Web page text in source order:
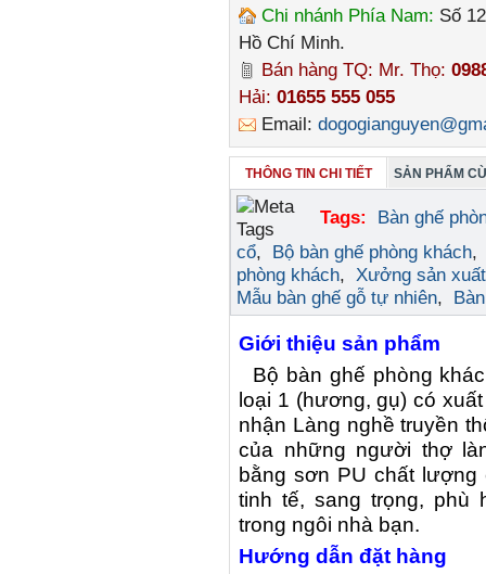
Chi nhánh Phía Nam: Số
Hồ Chí Minh.
Bán hàng TQ: Mr. Thọ:
Hải: 01655 555 055
Email:
THÔNG TIN CHI TIẾT SẢN PHẨM
Tags:
Bàn ghế
cổ, Bộ bàn ghế phòng khách
phòng khách, Xưởng sản
Mẫu bàn ghế gỗ tự nhiên,
Giới thiệu sản phẩm
Bộ bàn ghế phòng
loại 1 (hương, gụ) có
nhận Làng nghề truyền
của những người thợ
bằng sơn PU chất
tinh tế, sang trọng, phù
trong ngôi nhà bạn.
Hướng dẫn đặt hàng